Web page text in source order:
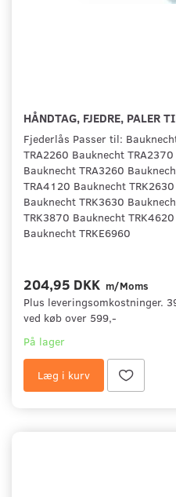
HÅNDTAG, FJEDRE, PALER
Fjederlås Passer til:
TRA2260 Bauknecht
Bauknecht TRA3260
TRA4120 Bauknecht
Bauknecht TRK3630
TRK3870 Bauknecht
Bauknecht TRKE6960
204,95 DKK m/Moms
Plus leveringsomkostninger.
ved køb over 599,-
På lager
Læg i kurv